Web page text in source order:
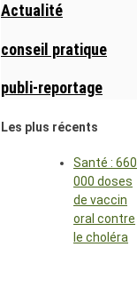
Actualité
conseil pratique
publi-reportage
Les plus récents
Santé : 660
000 doses
de vaccin
oral contre
le choléra